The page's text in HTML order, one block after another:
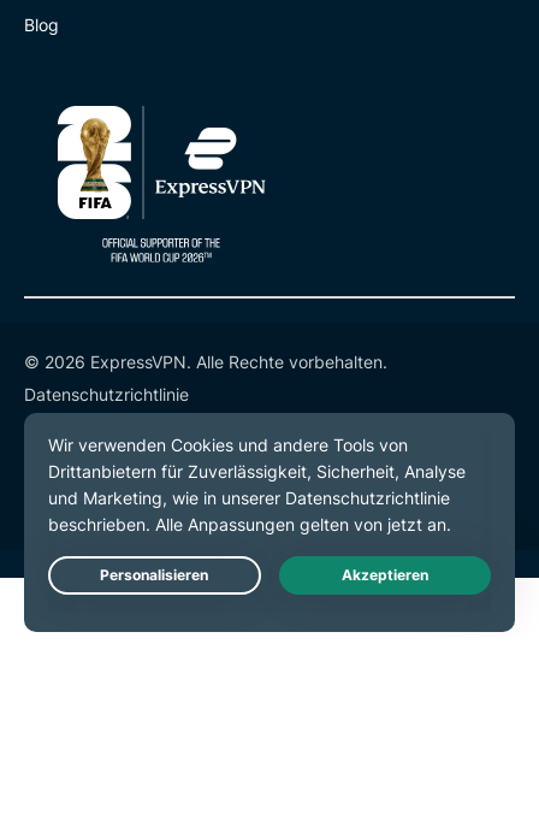
Blog
© 2026 ExpressVPN. Alle Rechte vorbehalten.
Datenschutzrichtlinie
Servicebedingungen
Cookie-Einstellungen
Live Chat